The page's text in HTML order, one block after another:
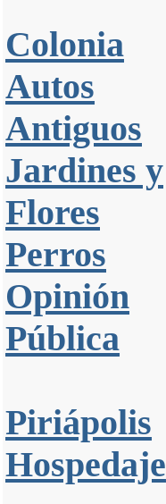
Colonia
Autos
Antiguos
Jardines y
Flores
Perros
Opinión
Pública
Piriápolis
Hospedaje